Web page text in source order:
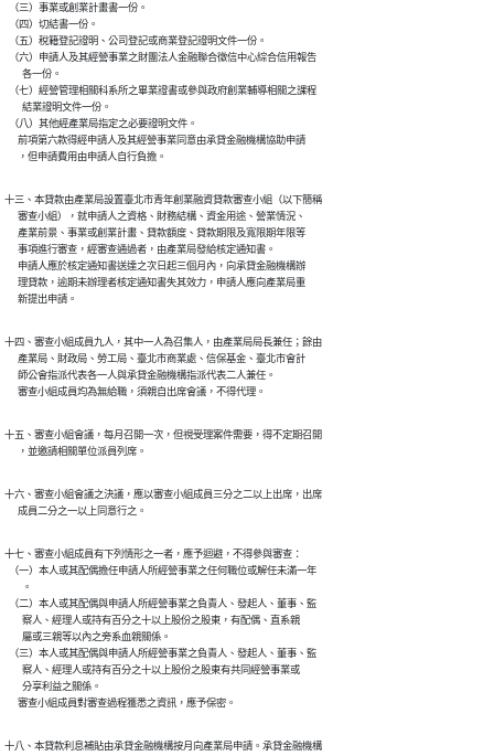
  （三）事業或創業計畫書一份。
  （四）切結書一份。
  （五）稅籍登記證明、公司登記或商業登記證明文件一份。
  （六）申請人及其經營事業之財團法人金融聯合徵信中心綜合信用報告
        各一份。
  （七）經營管理相關科系所之畢業證書或參與政府創業輔導相關之課程
        結業證明文件一份。
  （八）其他經產業局指定之必要證明文件。
      前項第六款得經申請人及其經營事業同意由承貸金融機構協助申請
      ，但申請費用由申請人自行負擔。
十三、本貸款由產業局設置臺北市青年創業融資貸款審查小組（以下簡稱
      審查小組），就申請人之資格、財務結構、資金用途、營業情況、
      產業前景、事業或創業計畫、貸款額度、貸款期限及寬限期年限等
      事項進行審查，經審查通過者，由產業局發給核定通知書。
      申請人應於核定通知書送達之次日起三個月內，向承貸金融機構辦
      理貸款，逾期未辦理者核定通知書失其效力，申請人應向產業局重
      新提出申請。
十四、審查小組成員九人，其中一人為召集人，由產業局局長兼任；餘由
      產業局、財政局、勞工局、臺北市商業處、信保基金、臺北市會計
      師公會指派代表各一人與承貸金融機構指派代表二人兼任。
      審查小組成員均為無給職，須親自出席會議，不得代理。
十五、審查小組會議，每月召開一次，但視受理案件需要，得不定期召開
      ，並邀請相關單位派員列席。
十六、審查小組會議之決議，應以審查小組成員三分之二以上出席，出席
      成員二分之一以上同意行之。
十七、審查小組成員有下列情形之一者，應予迴避，不得參與審查：
  （一）本人或其配偶擔任申請人所經營事業之任何職位或解任未滿一年
        。
  （二）本人或其配偶與申請人所經營事業之負責人、發起人、董事、監
        察人、經理人或持有百分之十以上股份之股東，有配偶、直系親
        屬或三親等以內之旁系血親關係。
  （三）本人或其配偶與申請人所經營事業之負責人、發起人、董事、監
        察人、經理人或持有百分之十以上股份之股東有共同經營事業或
        分享利益之關係。
      審查小組成員對審查過程獲悉之資訊，應予保密。
十八、本貸款利息補貼由承貸金融機構按月向產業局申請。承貸金融機構